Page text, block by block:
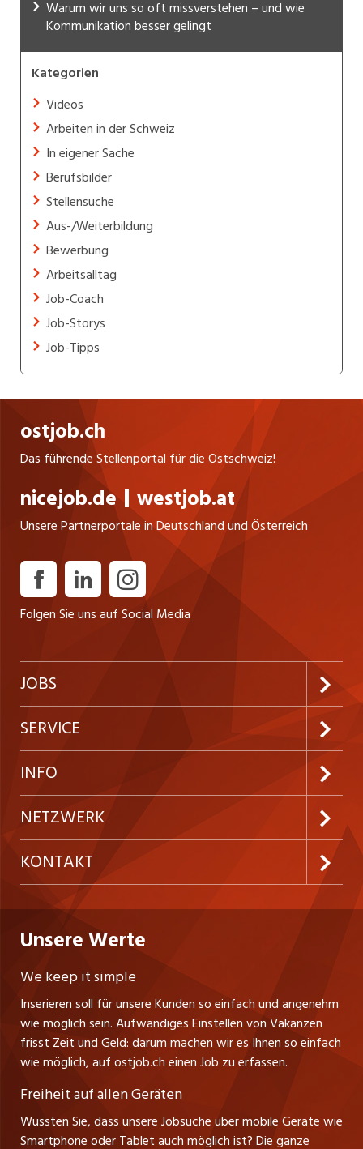
Warum wir uns so oft missverstehen – und wie
Kommunikation besser gelingt
Kategorien
Videos
Arbeiten in der Schweiz
In eigener Sache
Berufsbilder
Stellensuche
Aus-/Weiterbildung
Bewerbung
Arbeitsalltag
Job-Coach
Job-Storys
Job-Tipps
ostjob.ch
Das führende Stellenportal für die Ostschweiz!
nicejob.de westjob.at
Unsere Partnerportale in Deutschland und Österreich
Folgen Sie uns auf Social Media
JOBS
Jobabo abonnieren
Neue Stellen
Festanstellungen
Temporäre Jobs
Freelance Jobs
Praktika
Führungspositionen
Management / Kader-Jobs
Top-Regionen
SERVICE
Kundenlogin
Inserieren
Firmen
Personalvermittler
INFO
Preise & Leistungen
AGB
Datenschutzerklärung
Nutzungsbedingungen
Stellenmeldepflicht
Schnittstelle
Impressum
NETZWERK
westjob.at
nicejob.de
myjob.ch
zentraljob.ch
jobbasel.ch
jobbern.ch
jobmittelland.ch
jobzüri.ch
KONTAKT
CH Media Classifieds AG
Fürstenlandstrasse 122
CH-9001 St. Gallen
Tel. +41 71 272 73 80
info@ostjob.ch/inserate@ostjob.ch
Henrik Jasek
Leiter ostjob.ch
Fredy Pillinger
Christoph Walzl
Unsere Werte
We keep it simple
Inserieren soll für unsere Kunden so einfach und angenehm
wie möglich sein. Aufwändiges Einstellen von Vakanzen
frisst Zeit und Geld: darum machen wir es Ihnen so einfach
wie möglich, auf ostjob.ch einen Job zu erfassen.
Freiheit auf allen Geräten
Wussten Sie, dass unsere Jobsuche über mobile Geräte wie
Smartphone oder Tablet auch möglich ist? Die ganze